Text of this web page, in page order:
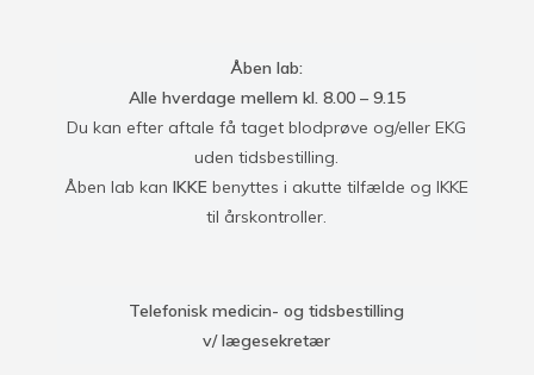
Åben lab:
Alle hverdage mellem kl. 8.00 – 9.15
Du kan efter aftale få taget blodprøve og/eller EKG
uden tidsbestilling.
Åben lab kanIKKE benyttes i akutte tilfælde og IKKE
til årskontroller.
Telefonisk medicin- og tidsbestilling
v/ lægesekretær